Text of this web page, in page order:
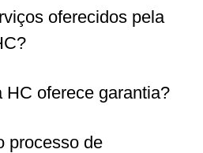
oferecidos pela
HC oferece garantia?
processo de